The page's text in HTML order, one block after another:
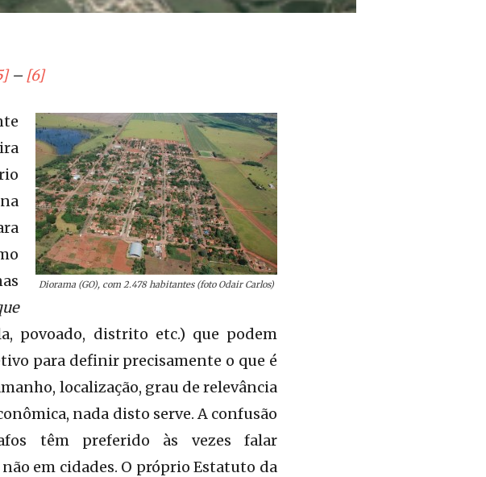
– [6]
Diorama (GO), com 2.478 habitantes (foto Odair Carlos)
povoado, distrito etc.) que podem
para definir precisamente o que é
localização, grau de relevância
nada disto serve. A confusão
têm preferido às vezes falar
não em cidades. O próprio Estatuto da